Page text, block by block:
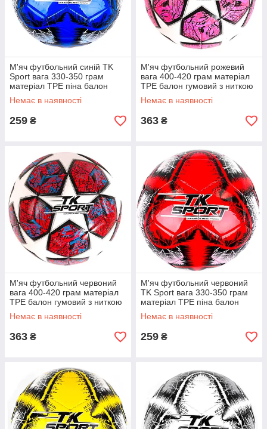
М'яч футбольний синій TK
Sport вага 330-350 грам
матеріал TPE піна балон
гумовий (C 44452)
Немає в наявності
259 ₴
М'яч футбольний рожевий
вага 400-420 грам матеріал
TPE балон гумовий з ниткою
розмір №5 (C 50473)
Немає в наявності
363 ₴
М'яч футбольний червоний
вага 400-420 грам матеріал
TPE балон гумовий з ниткою
розмір №5 (C 50473)
Немає в наявності
363 ₴
М'яч футбольний червоний
TK Sport вага 330-350 грам
матеріал TPE піна балон
гумовий (C 44452)
Немає в наявності
259 ₴